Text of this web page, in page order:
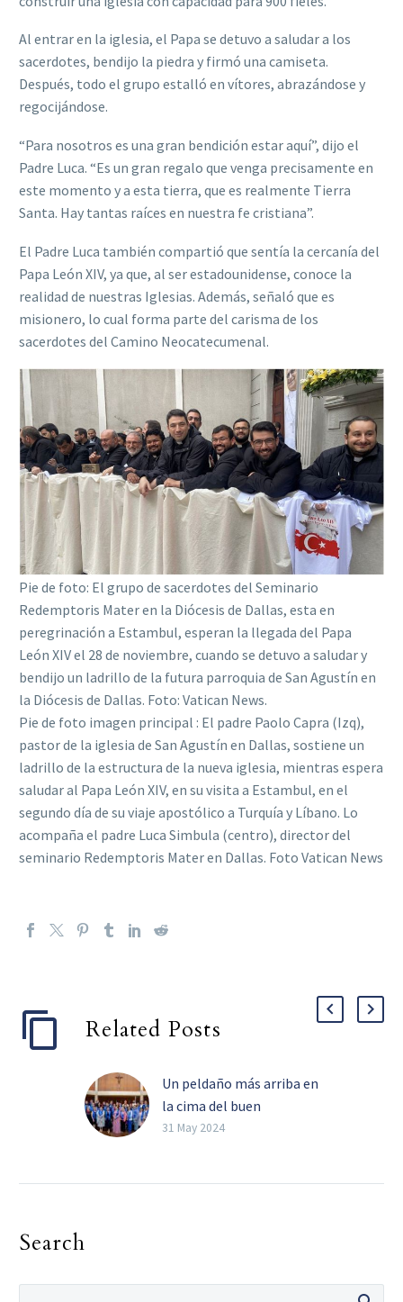
Al entrar en la iglesia, el Papa se detuvo a saludar a los
sacerdotes, bendijo la piedra y firmó una camiseta.
Después, todo el grupo estalló en vítores, abrazándose y
regocijándose.
“Para nosotros es una gran bendición estar aquí”, dijo el
Padre Luca. “Es un gran regalo que venga precisamente en
este momento y a esta tierra, que es realmente Tierra
Santa. Hay tantas raíces en nuestra fe cristiana”.
El Padre Luca también compartió que sentía la cercanía del
Papa León XIV, ya que, al ser estadounidense, conoce la
realidad de nuestras Iglesias. Además, señaló que es
misionero, lo cual forma parte del carisma de los
sacerdotes del Camino Neocatecumenal.
Pie de foto: El grupo de sacerdotes del Seminario
Redemptoris Mater en la Diócesis de Dallas, esta en
peregrinación a Estambul, esperan la llegada del Papa
León XIV el 28 de noviembre, cuando se detuvo a saludar y
bendijo un ladrillo de la futura parroquia de San Agustín en
la Diócesis de Dallas. Foto: Vatican News.
Pie de foto imagen principal : El padre Paolo Capra (Izq),
pastor de la iglesia de San Agustín en Dallas, sostiene un
ladrillo de la estructura de la nueva iglesia, mientras espera
saludar al Papa León XIV, en su visita a Estambul, en el
segundo día de su viaje apostólico a Turquía y Líbano. Lo
acompaña el padre Luca Simbula (centro), director del
seminario Redemptoris Mater en Dallas. Foto Vatican News
Related Posts
Un peldaño más arriba en
la cima del buen
discipulado
Herrera-Guzman
31 May 2024
Search